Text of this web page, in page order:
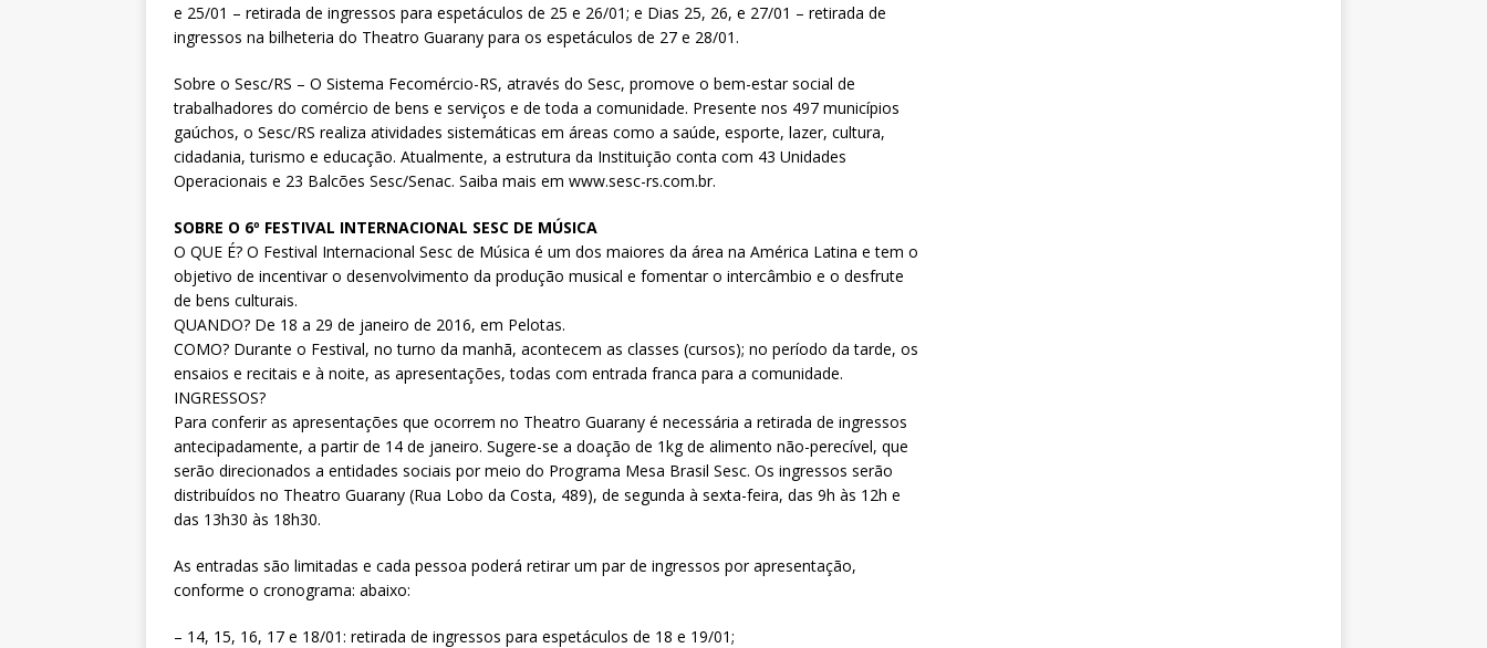
e 25/01 – retirada de ingressos para espetáculos de 25 e 26/01; e Dias 25, 26, e 27/01 – retirada de
ingressos na bilheteria do Theatro Guarany para os espetáculos de 27 e 28/01.
Sobre o Sesc/RS – O Sistema Fecomércio-RS, através do Sesc, promove o bem-estar social de
trabalhadores do comércio de bens e serviços e de toda a comunidade. Presente nos 497 municípios
gaúchos, o Sesc/RS realiza atividades sistemáticas em áreas como a saúde, esporte, lazer, cultura,
cidadania, turismo e educação. Atualmente, a estrutura da Instituição conta com 43 Unidades
Operacionais e 23 Balcões Sesc/Senac. Saiba mais em www.sesc-rs.com.br.
SOBRE O 6º FESTIVAL INTERNACIONAL SESC DE MÚSICA
O QUE É? O Festival Internacional Sesc de Música é um dos maiores da área na América Latina e tem o
objetivo de incentivar o desenvolvimento da produção musical e fomentar o intercâmbio e o desfrute
de bens culturais.
QUANDO? De 18 a 29 de janeiro de 2016, em Pelotas.
COMO? Durante o Festival, no turno da manhã, acontecem as classes (cursos); no período da tarde, os
ensaios e recitais e à noite, as apresentações, todas com entrada franca para a comunidade.
INGRESSOS?
Para conferir as apresentações que ocorrem no Theatro Guarany é necessária a retirada de ingressos
antecipadamente, a partir de 14 de janeiro. Sugere-se a doação de 1kg de alimento não-perecível, que
serão direcionados a entidades sociais por meio do Programa Mesa Brasil Sesc. Os ingressos serão
distribuídos no Theatro Guarany (Rua Lobo da Costa, 489), de segunda à sexta-feira, das 9h às 12h e
das 13h30 às 18h30.
As entradas são limitadas e cada pessoa poderá retirar um par de ingressos por apresentação,
conforme o cronograma: abaixo:
– 14, 15, 16, 17 e 18/01: retirada de ingressos para espetáculos de 18 e 19/01;